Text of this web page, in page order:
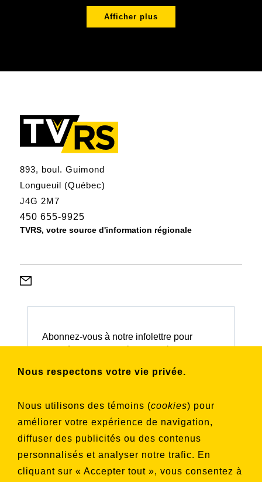
Nous respectons votre vie privée.
Nous utilisons des témoins (cookies) pour
améliorer votre expérience de navigation,
diffuser des publicités ou des contenus
personnalisés et analyser notre trafic. En
cliquant sur « Accepter tout », vous consentez à
Afficher plus
893, boul. Guimond
Longueuil (Québec)
J4G 2M7
450 655-9925
TVRS, votre source d'information régionale
Abonnez-vous à notre infolettre pour
souhaitez vous inscrire
Aucune liste sélectionnée
S'INSCRIRE